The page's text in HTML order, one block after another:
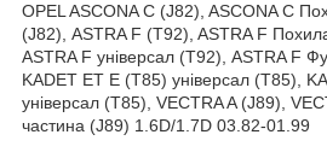
OPEL ASCONA C (J82), ASCONA C
(J82), ASTRA F (T92), ASTRA F
ASTRA F універсал (T92), ASTRA F
KADET ET E (T85) універсал (T85),
універсал (T85), VECTRA A (J89),
частина (J89) 1.6D/1.7D 03.82-01.99